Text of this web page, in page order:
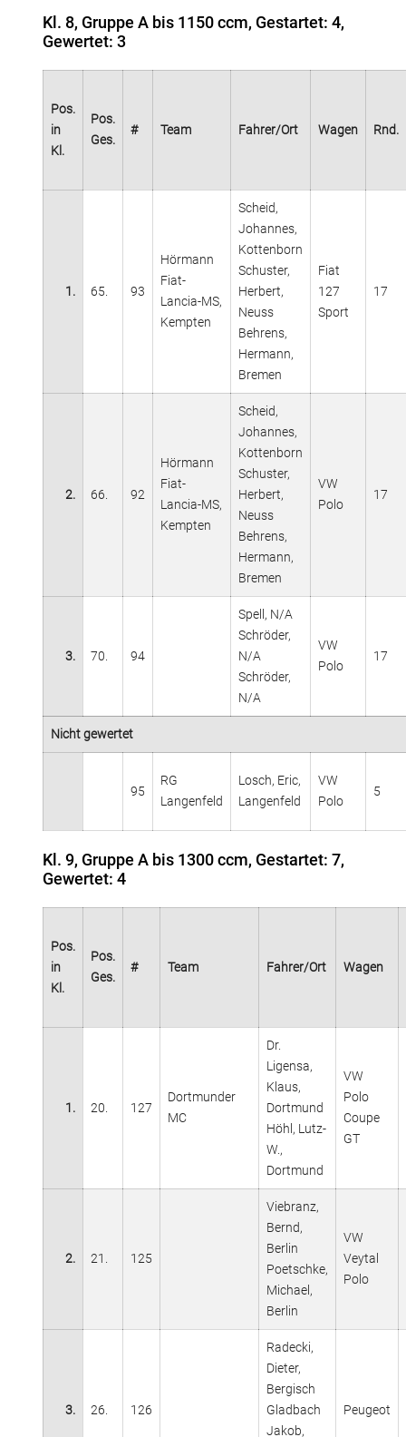
Kl. 8, Gruppe A bis 1150 ccm, Gestartet: 4,
Gewertet: 3
Pos.
in
Kl.
Pos.
Ges.
# Team Fahrer/Ort Wagen Rnd.
1. 65. 93
Hörmann
Fiat-
Lancia-MS,
Kempten
Scheid,
Johannes,
Kottenborn
Schuster,
Herbert,
Neuss
Behrens,
Hermann,
Bremen
Fiat
127
Sport
17
2. 66. 92
Hörmann
Fiat-
Lancia-MS,
Kempten
Scheid,
Johannes,
Kottenborn
Schuster,
Herbert,
Neuss
Behrens,
Hermann,
Bremen
VW
Polo
17
3. 70. 94
Spell, N/A
Schröder,
N/A
Schröder,
N/A
VW
Polo
17
Nicht gewertet
95
RG
Langenfeld
Losch, Eric,
Langenfeld
VW
Polo
5
Kl. 9, Gruppe A bis 1300 ccm, Gestartet: 7,
Gewertet: 4
Pos.
in
Kl.
Pos.
Ges.
# Team Fahrer/Ort Wagen
1. 20. 127
Dortmunder
MC
Dr.
Ligensa,
Klaus,
Dortmund
Höhl, Lutz-
W.,
Dortmund
VW
Polo
Coupe
GT
2. 21. 125
Viebranz,
Bernd,
Berlin
Poetschke,
Michael,
Berlin
VW
Veytal
Polo
3. 26. 126
Radecki,
Dieter,
Bergisch
Gladbach
Jakob,
Peugeot